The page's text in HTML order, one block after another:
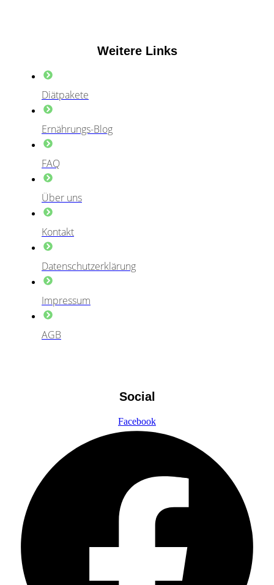
Weitere Links
Diätpakete
Ernährungs-Blog
FAQ
Über uns
Kontakt
Datenschutzerklärung
Impressum
AGB
Social
Facebook